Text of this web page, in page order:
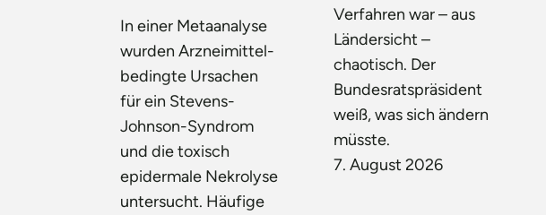
In einer Metaanalyse
wurden Arzneimittel-
bedingte Ursachen
für ein Stevens-
Johnson-Syndrom
und die toxisch
epidermale Nekrolyse
untersucht. Häufige
Verfahren war – aus
Ländersicht –
chaotisch. Der
Bundesratspräsident
weiß, was sich ändern
müsste.
7. August 2026